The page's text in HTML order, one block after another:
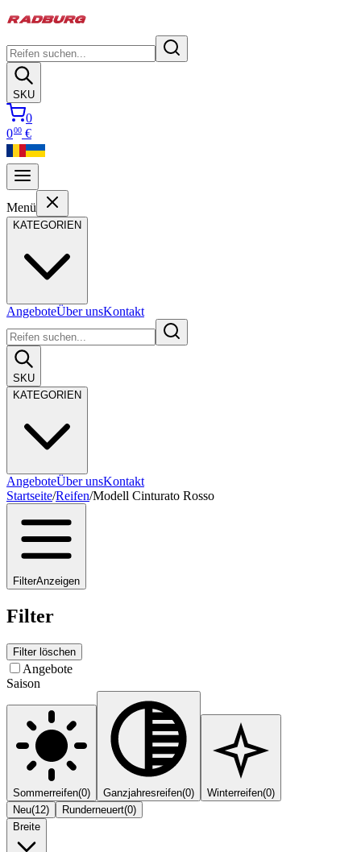
SKU
0
000 €
Menü
KATEGORIEN
AngeboteÜber unsKontakt
SKU
KATEGORIEN
AngeboteÜber unsKontakt
Startseite/Reifen/Modell Cinturato Rosso
FilterAnzeigen
Filter
Filter löschen
Angebote
Saison
Sommerreifen(0) Ganzjahresreifen(0) Winterreifen(0)
Neu(12) Runderneuert(0)
Breite